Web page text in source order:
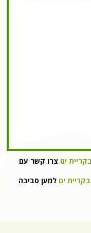
ים‏ צרו קשר עם
ים‏ למען סביבה